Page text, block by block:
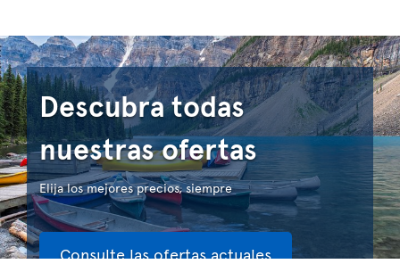
Descubra todas
nuestras ofertas
Elija los mejores precios, siempre
Consulte las ofertas actuales